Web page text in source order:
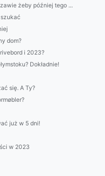
żeby później tego ...
dom?
i 2023?
Dokładnie!
się. A Ty?
już w 5 dni!
w 2023